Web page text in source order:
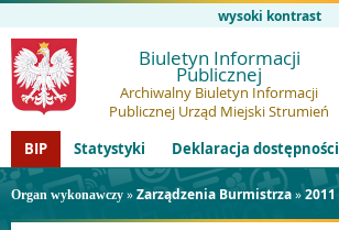
wysoki kontrast
Biuletyn Informacji
Publicznej
Archiwalny Biuletyn Informacji
Publicznej Urząd Miejski Strumień
BIP
Statystyki Deklaracja dostępności
Organ wykonawczy »Zarządzenia Burmistrza»2011